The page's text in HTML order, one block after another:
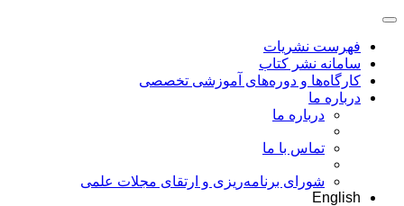
فهرست نشریات
سامانه نشر کتاب
کارگاه‌ها و دوره‌های آموزشی تخصصی
درباره ما
درباره ما
تماس با ما
شورای برنامه‌ریزی و ارتقای مجلات علمی
English